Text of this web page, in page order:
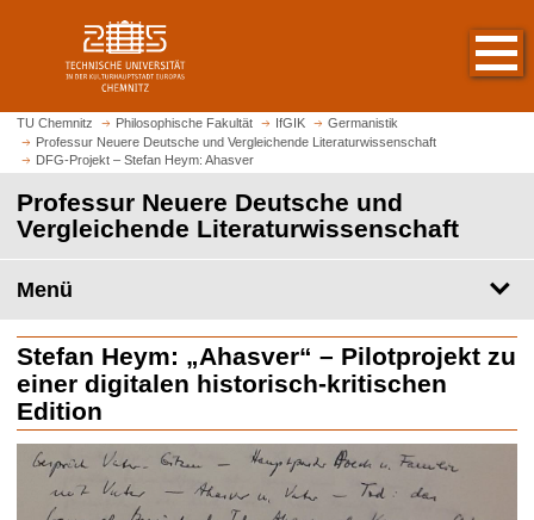
e
t
s
e
i
t
u
r
u
f
e
n
TU Chemnitz Philosophische Fakultät IfGIK
Germanistik
Professur Neuere Deutsche und Vergleichende Literaturwissenschaft
DFG-Projekt – Stefan Heym: Ahasver
Professur Neuere Deutsche und
Vergleichende Literaturwissenschaft
Menü
Stefan Heym: „Ahasver“ – Pilotprojekt zu
einer digitalen historisch-kritischen
Edition